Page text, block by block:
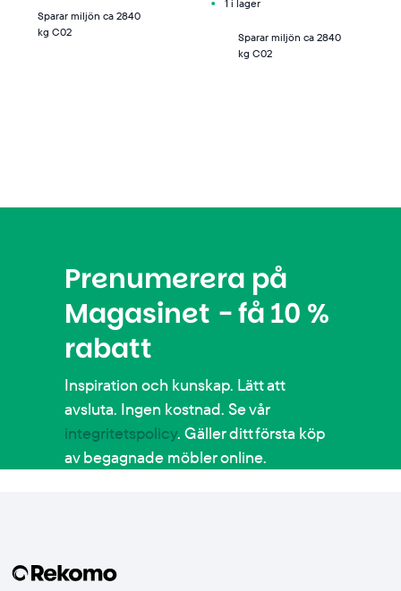
Sparar miljön ca 2840
kg C02
1 i lager
Sparar miljön ca 2840
kg C02
Prenumerera på
Magasinet - få 10 %
rabatt
Inspiration och kunskap. Lätt att
avsluta. Ingen kostnad. Se vår
integritetspolicy. Gäller ditt första köp
av begagnade möbler online.